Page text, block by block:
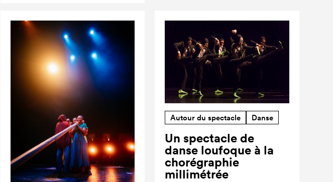
Autour du spectacle Danse
Un spectacle de
danse loufoque à la
chorégraphie
millimétrée